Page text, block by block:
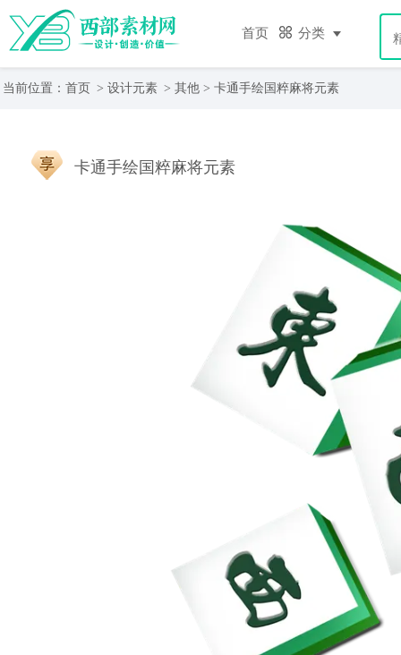
首页 分类
当前位置： 首页 > 设计元素 > 其他 > 卡通手绘国粹麻将元素
卡通手绘国粹麻将元素